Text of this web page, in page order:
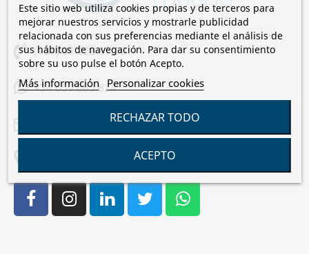
(+34) 91 128 67 00
+34 659 085 824
comercial@electroelite.es
C/Laguna de Cameros, 7 28021 Madrid
Este sitio web utiliza cookies propias y de terceros para
mejorar nuestros servicios y mostrarle publicidad
relacionada con sus preferencias mediante el análisis de
sus hábitos de navegación. Para dar su consentimiento
sobre su uso pulse el botón Acepto.
Más información Personalizar cookies
RECHAZAR TODO
ACEPTO